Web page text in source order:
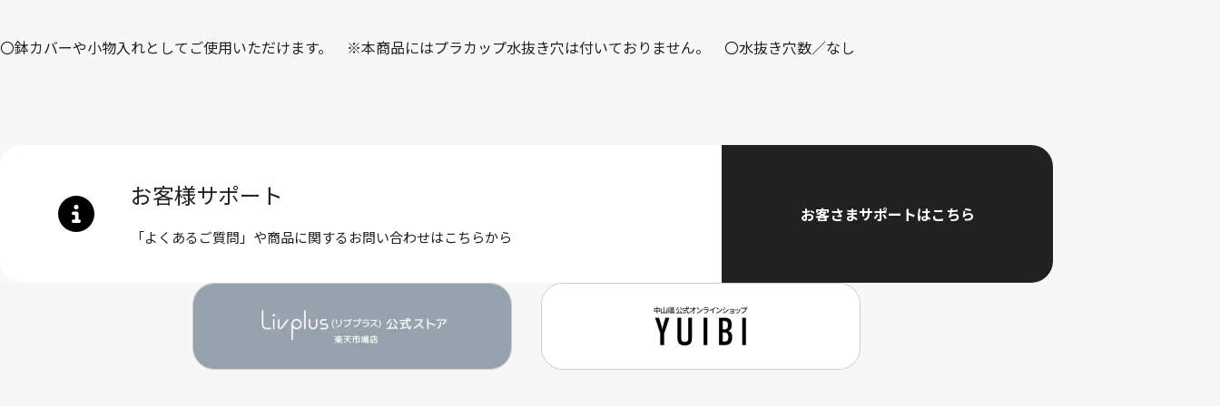
〇鉢カバーや小物入れとしてご使用いただけます。 ※本商品にはプラカップ水抜き穴は付いておりません。 〇水抜き穴数／なし
お客様サポート
「よくあるご質問」や商品に関するお問い合わせはこちらから
お客さまサポートはこちら